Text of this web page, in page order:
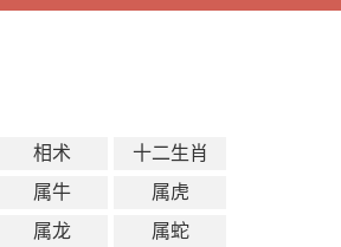
相术
十二生肖
属牛
属虎
属龙
属蛇